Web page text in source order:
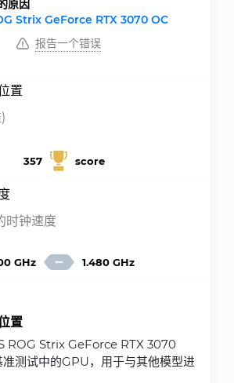
原因
Strix GeForce RTX 3070 OC
报告一个错误
置
357 score
时钟速度
GHz 1.480 GHz
置
ROG Strix GeForce RTX 3070
测试中的GPU，用于与其他模型进